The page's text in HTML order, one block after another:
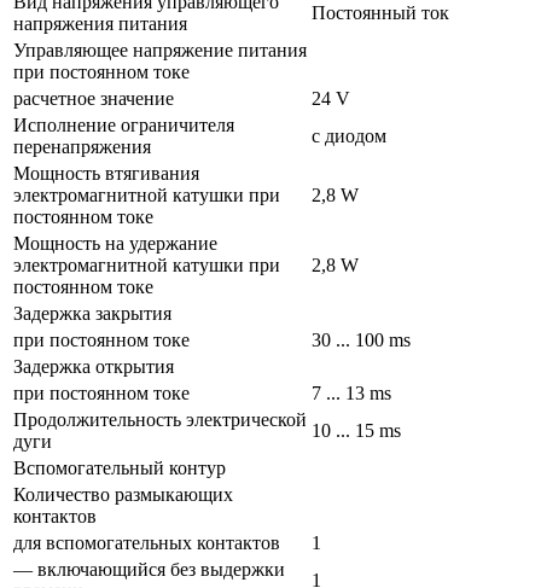
напряжения питания
Постоянный ток
Управляющее напряжение питания
при постоянном токе
расчетное значение
24 V
Исполнение ограничителя
перенапряжения
с диодом
Мощность втягивания
электромагнитной катушки при
постоянном токе
2,8 W
Мощность на удержание
электромагнитной катушки при
постоянном токе
2,8 W
Задержка закрытия
при постоянном токе
30 ... 100 ms
Задержка открытия
при постоянном токе
7 ... 13 ms
Продолжительность электрической
дуги
10 ... 15 ms
Вспомогательный контур
Количество размыкающих
контактов
для вспомогательных контактов
1
— включающийся без выдержки
1